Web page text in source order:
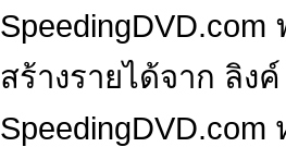
สร้างรายได้จาก ลิ